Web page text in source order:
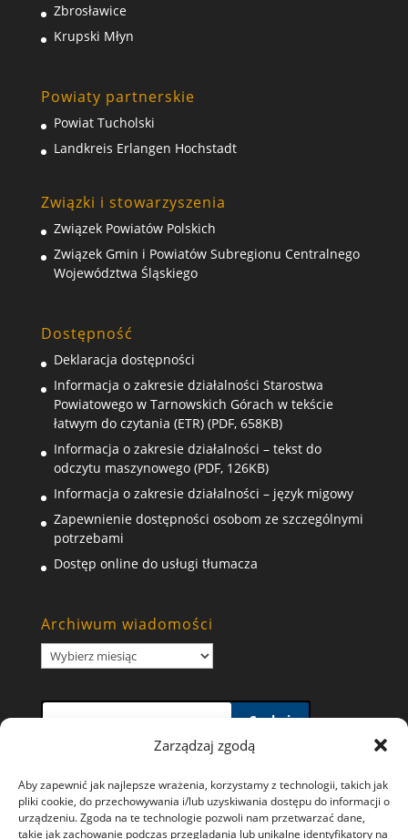
Zarządzaj zgodą
Aby zapewnić jak najlepsze wrażenia, korzystamy z technologii, takich jak
pliki cookie, do przechowywania i/lub uzyskiwania dostępu do informacji o
urządzeniu. Zgoda na te technologie pozwoli nam przetwarzać dane,
takie jak zachowanie podczas przeglądania lub unikalne identyfikatory na
Zbrosławice
Krupski Młyn
Powiaty partnerskie
Powiat Tucholski
Landkreis Erlangen Hochstadt
Związki i stowarzyszenia
Związek Powiatów Polskich
Związek Gmin i Powiatów Subregionu Centralnego
Województwa Śląskiego
Dostępność
Deklaracja dostępności
Informacja o zakresie działalności Starostwa
Powiatowego w Tarnowskich Górach w tekście
łatwym do czytania (ETR) (PDF, 658KB)
Informacja o zakresie działalności – tekst do
odczytu maszynowego (PDF, 126KB)
Informacja o zakresie działalności – język migowy
Zapewnienie dostępności osobom ze szczególnymi
potrzebami
Dostęp online do usługi tłumacza
Archiwum wiadomości
Archiwum
Szukaj